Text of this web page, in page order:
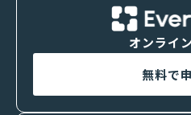
オンライ
無料で